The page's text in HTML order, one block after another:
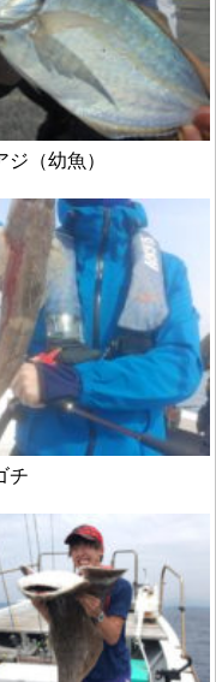
ジ（幼魚）
チ